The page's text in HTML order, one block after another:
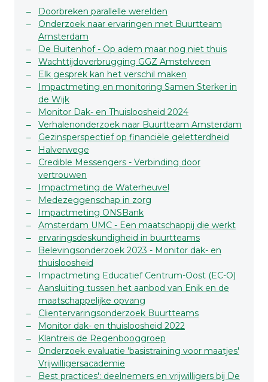
Doorbreken parallelle werelden
Onderzoek naar ervaringen met Buurtteam
Amsterdam
De Buitenhof - Op adem maar nog niet thuis
Wachttijdoverbrugging GGZ Amstelveen
Elk gesprek kan het verschil maken
Impactmeting en monitoring Samen Sterker in
de Wijk
Monitor Dak- en Thuisloosheid 2024
Verhalenonderzoek naar Buurtteam Amsterdam
Gezinsperspectief op financiële geletterdheid
Halverwege
Credible Messengers - Verbinding door
vertrouwen
Impactmeting de Waterheuvel
Medezeggenschap in zorg
Impactmeting ONSBank
Amsterdam UMC - Een maatschappij die werkt
ervaringsdeskundigheid in buurtteams
Belevingsonderzoek 2023 - Monitor dak- en
thuisloosheid
Impactmeting Educatief Centrum-Oost (EC-O)
Aansluiting tussen het aanbod van Enik en de
maatschappelijke opvang
Clientervaringsonderzoek Buurtteams
Monitor dak- en thuisloosheid 2022
Klantreis de Regenbooggroep
Onderzoek evaluatie 'basistraining voor maatjes'
Vrijwilligersacademie
Best practices': deelnemers en vrijwilligers bij De